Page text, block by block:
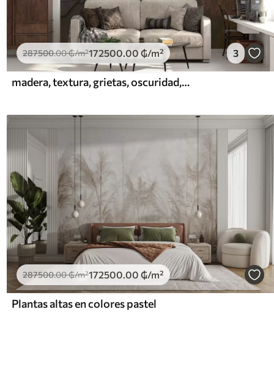
287500.00₲/m²172500.00 ₲/m² 3
madera, textura, grietas, oscuridad, corteza, superficie
287500.00₲/m²172500 .00 ₲/m²
Plantas altas en colores pastel